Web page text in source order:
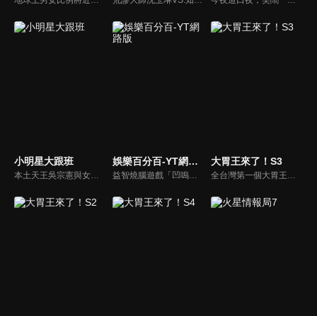
小明星大跟班
本土天王吳宗憲與女兒吳姍儒（Sandy）搭檔主持，每集邀請來賓暢談演藝圈大小事，父女檔聯手笑果十足，老梗搭上新世代，最新組合強勢登場！
娛樂百分百-YT網路版
益智燒腦遊戲「凹嗚狼人殺」激發你的邏輯推理能力，偶像巨星雲集，全球娛樂資訊，一手掌握不脫節！2025全新升級改版，盡在《娛樂百分百-YT網路版》！
大胃王來了！S3
全台灣第一個大胃王美食節目，由主持人帶領大胃王們及名人來賓吃遍台灣美食，每趟旅程都有不同的美食主題以及遊戲互動，並藉由大胃王幸福地享用，讓觀眾深刻了解台灣美食文化的豐富特色！